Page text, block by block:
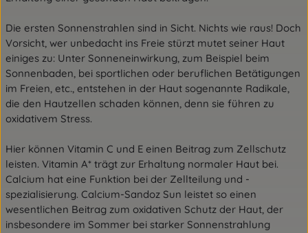
Die ersten Sonnenstrahlen sind in Sicht. Nichts wie raus! Doch
Vorsicht, wer unbedacht ins Freie stürzt mutet seiner Haut
einiges zu: Unter Sonneneinwirkung, zum Beispiel beim
Sonnenbaden, bei sportlichen oder beruflichen Betätigungen
im Freien, etc., entstehen in der Haut sogenannte Radikale,
die den Hautzellen schaden können, denn sie führen zu
oxidativem Stress.
Hier können Vitamin C und E einen Beitrag zum Zellschutz
leisten. Vitamin A* trägt zur Erhaltung normaler Haut bei.
Calcium hat eine Funktion bei der Zellteilung und -
spezialisierung. Calcium-Sandoz Sun leistet so einen
wesentlichen Beitrag zum oxidativen Schutz der Haut, der
insbesondere im Sommer bei starker Sonnenstrahlung